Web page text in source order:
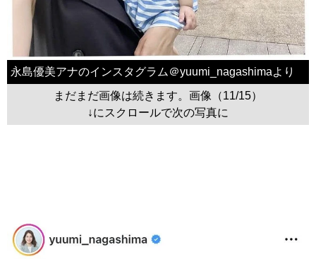
永島優美アナのインスタグラム＠yuumi_nagashimaより
まだまだ画像は続きます。画像（11/15）
↓にスクロールで次の写真に